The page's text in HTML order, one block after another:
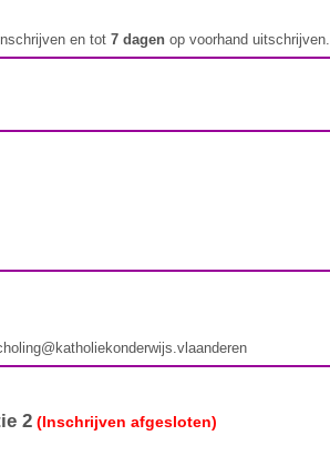
en tot7 dagenop voorhand uitschrijven.
2 (Inschrijven afgesloten)